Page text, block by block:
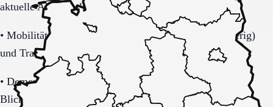
aktuelle Alltagsbelastung.
• Mobilität (selbstständig, Rollator, Rollstuhl, bettlägerig)
und Transferbedarf.
• Demenzbezogene Anforderungen (ja, nein, unklar) mit
Blick auf Sicherheitsaspekte.